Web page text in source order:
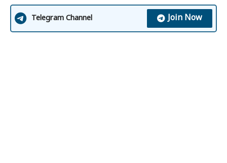
Telegram Channel Join Now